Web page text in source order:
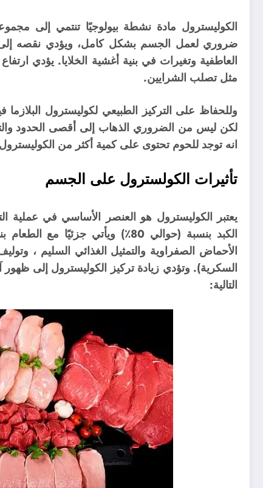
الكوليسترول مادة نشطة بيولوجيًا تنتمي إلى
ضروري لعمل الجسم بشكل كامل، ويؤدي نقصه إلى
العاطفية وتغيرات في بنية أغشية الخلايا. يؤدي
مثل تصلب الشرايين.
وللحفاظ على التركيز الطبيعي لكوليسترول
لكن ليس من الضروري الذهاب إلى أقصى الحدود
انه توجد للحوم تحتوى على كمية أكثر من
تأثيرات الكولسترول على الجسم
يعتبر الكوليسترول هو العنصر الأساسي في عملية
الكبد بنسبة (حوالي 80٪) ويأتي جزئيًا مع الطعام بنسبة (20٪).
الأحماض الصفراوية والتمثيل الغذائي السليم ،
السكرية). وتؤدي زيادة تركيز الكوليسترول إلى
التالية: